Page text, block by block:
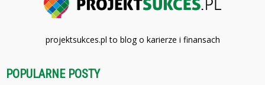
projektsukces.pl to blog o karierze i finansach
POPULARNE POSTY